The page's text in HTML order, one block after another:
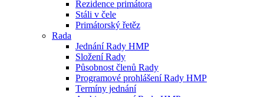
Rezidence primátora
Stáli v čele
Primátorský řetěz
Rada
Jednání Rady HMP
Složení Rady
Působnost členů Rady
Programové prohlášení Rady HMP
Termíny jednání